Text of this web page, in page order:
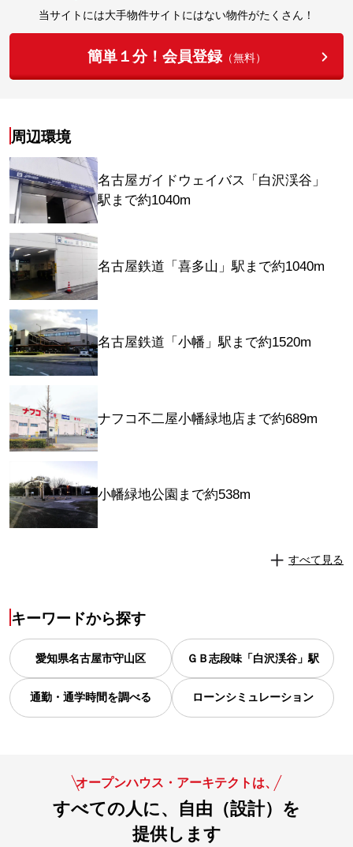
当サイトには大手物件サイトにはない物件がたくさん！
簡単１分！会員登録（無料）
周辺環境
名古屋ガイドウェイバス「白沢渓谷」
駅まで約1040m
名古屋鉄道「喜多山」駅まで約1040m
名古屋鉄道「小幡」駅まで約1520m
ナフコ不二屋小幡緑地店まで約689m
小幡緑地公園まで約538m
すべて見る
キーワードから探す
愛知県名古屋市守山区 ＧＢ志段味「白沢渓谷」駅
通勤・通学時間を調べる ローンシミュレーション
オープンハウス・アーキテクトは、
すべての人に、自由（設計）を
提供します